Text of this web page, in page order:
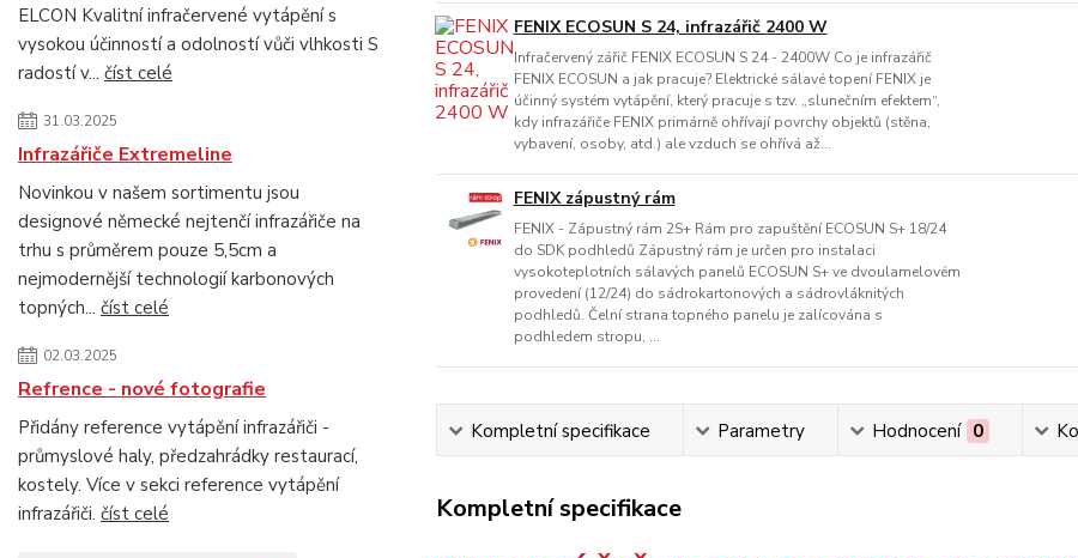
ELCON Kvalitní infračervené vytápění s
vysokou účinností a odolností vůči vlhkosti S
radostí v... číst celé
31.03.2025
Infrazářiče Extremeline
Novinkou v našem sortimentu jsou
designové německé nejtenčí infrazářiče na
trhu s průměrem pouze 5,5cm a
nejmodernější technologií karbonových
topných... číst celé
02.03.2025
Refrence - nové fotografie
Přidány reference vytápění infrazářiči -
průmyslové haly, předzahrádky restaurací,
kostely. Více v sekci reference vytápění
infrazářiči. číst celé
FENIX ECOSUN S 24, infrazářič 2400 W
Infračervený zářič FENIX ECOSUN S 24 - 2400W Co je infrazářič
FENIX ECOSUN a jak pracuje? Elektrické sálavé topení FENIX je
účinný systém vytápění, který pracuje s tzv. „slunečním efektem“,
kdy infrazářiče FENIX primárně ohřívají povrchy objektů (stěna,
vybavení, osoby, atd.) ale vzduch se ohřívá až...
FENIX zápustný rám
FENIX - Zápustný rám 2S+ Rám pro zapuštění ECOSUN S+ 18/24
do SDK podhledů Zápustný rám je určen pro instalaci
vysokoteplotních sálavých panelů ECOSUN S+ ve dvoulamelovém
provedení (12/24) do sádrokartonových a sádrovláknitých
podhledů. Čelní strana topného panelu je zalícována s
podhledem stropu, ...
Kompletní specifikace Parametry Hodnocení 0
Kompletní specifikace